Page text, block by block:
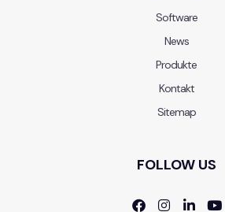
Software
News
Produkte
Kontakt
Sitemap
FOLLOW US